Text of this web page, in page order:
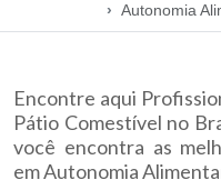
Autonomia
Encontre aqui
Pátio Comestível no
você encontra as
em Autonomia